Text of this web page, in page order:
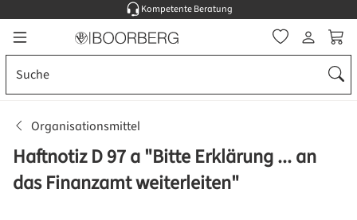
Zum Hauptinhalt springen
Kompetente Beratung
Organisationsmittel
Haftnotiz D 97 a "Bitte Erklärung ... an
das Finanzamt weiterleiten"